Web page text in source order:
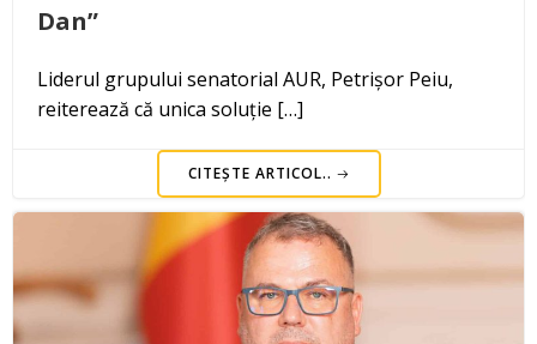
Dan”
Liderul grupului senatorial AUR, Petrișor Peiu,
reiterează că unica soluție […]
CITEȘTE ARTICOL..